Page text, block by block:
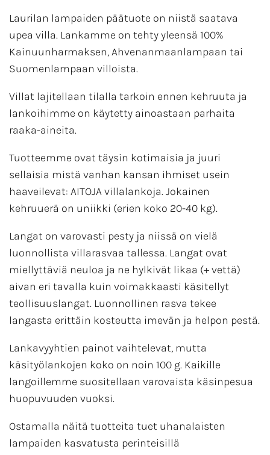
Laurilan lampaiden päätuote on niistä saatava
upea villa. Lankamme on tehty yleensä 100%
Kainuunharmaksen, Ahvenanmaanlampaan tai
Suomenlampaan villoista.
Villat lajitellaan tilalla tarkoin ennen kehruuta ja
lankoihimme on käytetty ainoastaan parhaita
raaka-aineita.
Tuotteemme ovat täysin kotimaisia ja juuri
sellaisia mistä vanhan kansan ihmiset usein
haaveilevat: AITOJA villalankoja. Jokainen
kehruuerä on uniikki (erien koko 20-40 kg).
Langat on varovasti pesty ja niissä on vielä
luonnollista villarasvaa tallessa. Langat ovat
miellyttäviä neuloa ja ne hylkivät likaa (+ vettä)
aivan eri tavalla kuin voimakkaasti käsitellyt
teollisuuslangat. Luonnollinen rasva tekee
langasta erittäin kosteutta imevän ja helpon pestä.
Lankavyyhtien painot vaihtelevat, mutta
käsityölankojen koko on noin 100 g. Kaikille
langoillemme suositellaan varovaista käsinpesua
huopuvuuden vuoksi.
Ostamalla näitä tuotteita tuet uhanalaisten
lampaiden kasvatusta perinteisillä